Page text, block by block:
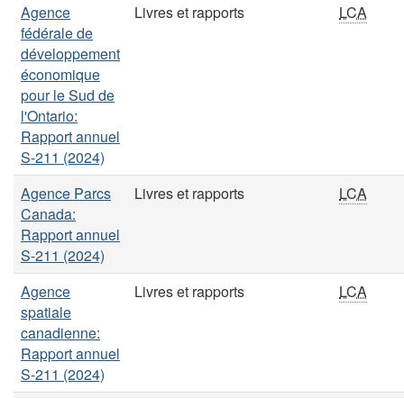
Agence
fédérale de
développement
économique
pour le Sud de
l'Ontario:
Rapport annuel
S-211 (2024)
Livres et rapports LCA
Agence Parcs
Canada:
Rapport annuel
S-211 (2024)
Livres et rapports LCA
Agence
spatiale
canadienne:
Rapport annuel
S-211 (2024)
Livres et rapports LCA